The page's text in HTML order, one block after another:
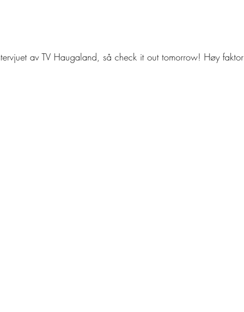
av TV Haugaland, så check it out tomorrow! Høy faktor